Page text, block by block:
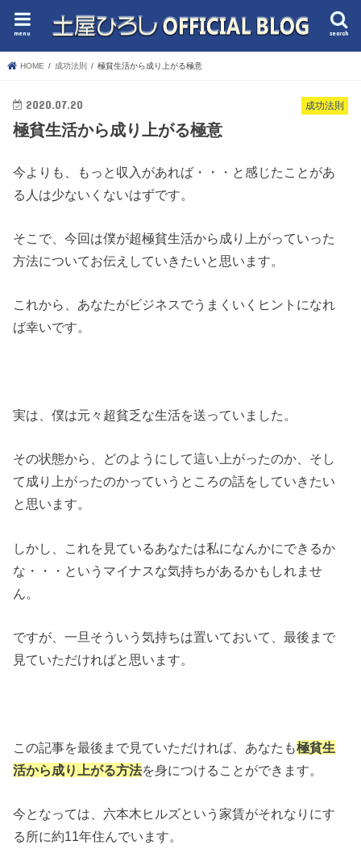
search
menu
HOME 成功法則 極貧生活から成り上がる極意
成功法則
2020.07.20
極貧生活から成り上がる極意
今よりも、もっと収入があれば・・・と感じたことがあ
る人は少ないくないはずです。
そこで、今回は僕が超極貧生活から成り上がっていった
方法についてお伝えしていきたいと思います。
これから、あなたがビジネスでうまくいくヒントになれ
ば幸いです。
実は、僕は元々超貧乏な生活を送っていました。
その状態から、どのようにして這い上がったのか、そし
て成り上がったのかっていうところの話をしていきたい
と思います。
しかし、これを見ているあなたは私になんかにできるか
な・・・というマイナスな気持ちがあるかもしれませ
ん。
ですが、一旦そういう気持ちは置いておいて、最後まで
見ていただければと思います。
この記事を最後まで見ていただければ、あなたも極貧生
活から成り上がる方法を身につけることができます。
今となっては、六本木ヒルズという家賃がそれなりにす
る所に約11年住んでいます。